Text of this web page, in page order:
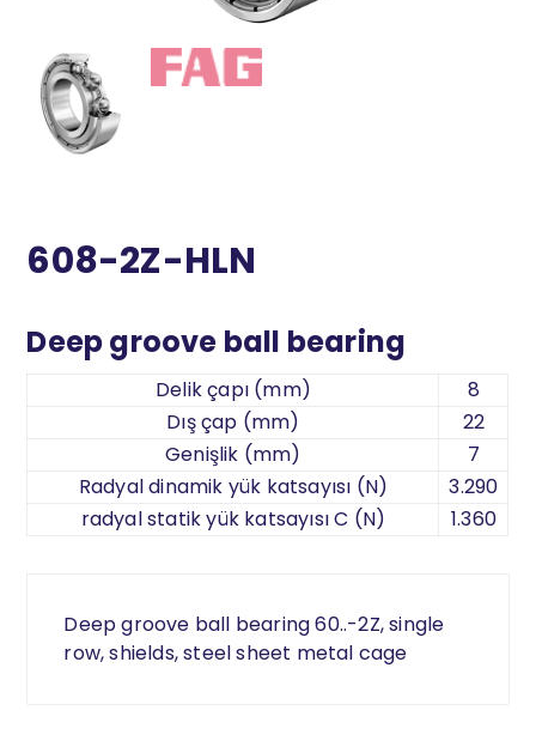
608-2Z-HLN
Deep groove ball bearing
Delik çapı (mm)
8
Dış çap (mm)
22
Genişlik (mm)
7
Radyal dinamik yük katsayısı (N)
3.290
radyal statik yük katsayısı C (N)
1.360
Deep groove ball bearing 60..-2Z, single
row, shields, steel sheet metal cage